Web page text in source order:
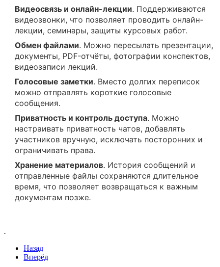
Видеосвязь и онлайн-лекции. Поддерживаются
видеозвонки, что позволяет проводить онлайн-
лекции, семинары, защиты курсовых работ.
Обмен файлами. Можно пересылать презентации,
документы, PDF-отчёты, фотографии конспектов,
видеозаписи лекций.
Голосовые заметки. Вместо долгих переписок
можно отправлять короткие голосовые
сообщения.
Приватность и контроль доступа. Можно
настраивать приватность чатов, добавлять
участников вручную, исключать посторонних и
ограничивать права.
Хранение материалов. История сообщений и
отправленные файлы сохраняются длительное
время, что позволяет возвращаться к важным
документам позже.
.
Назад
Вперёд